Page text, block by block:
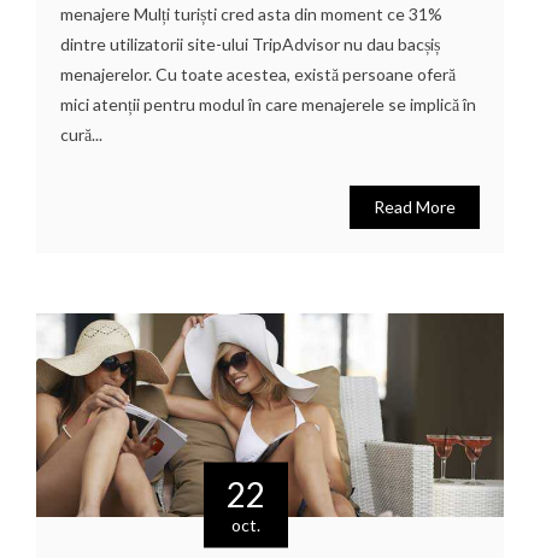
menajere Mulți turiști cred asta din moment ce 31%
dintre utilizatorii site-ului TripAdvisor nu dau bacșiș
menajerelor. Cu toate acestea, există persoane oferă
mici atenții pentru modul în care menajerele se implică în
cură...
Read More
22
oct.